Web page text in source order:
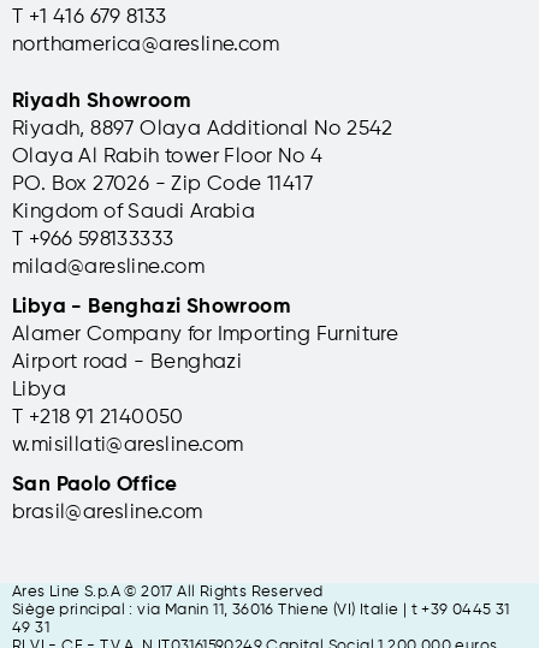
T +1 416 679 8133
northamerica@aresline.com
Riyadh Showroom
Riyadh, 8897 Olaya Additional No 2542
Olaya Al Rabih tower Floor No 4
PO. Box 27026 - Zip Code 11417
Kingdom of Saudi Arabia
T +966 598133333
milad@aresline.com
Libya - Benghazi Showroom
Alamer Company for Importing Furniture
Airport road - Benghazi
Libya
T +218 91 2140050
w.misillati@aresline.com
San Paolo Office
brasil@aresline.com
Ares Line S.p.A © 2017 All Rights Reserved
Siège principal : via Manin 11, 36016 Thiene (VI) Italie | t +39 0445 31
49 31